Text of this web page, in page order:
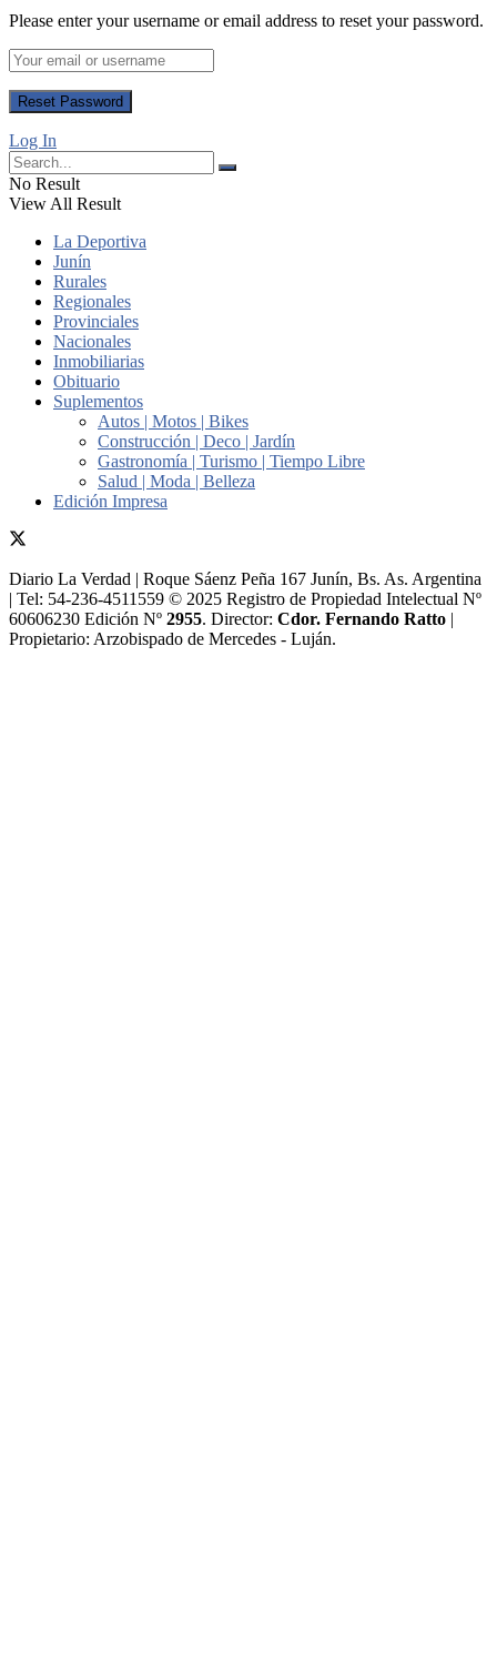
Please enter your username or email address to reset your password.
Log In
No Result
View All Result
La Deportiva
Junín
Rurales
Regionales
Provinciales
Nacionales
Inmobiliarias
Obituario
Suplementos
Autos | Motos | Bikes
Construcción | Deco | Jardín
Gastronomía | Turismo | Tiempo Libre
Salud | Moda | Belleza
Edición Impresa
Diario La Verdad | Roque Sáenz Peña 167 Junín, Bs. As. Argentina
| Tel: 54-236-4511559 © 2025 Registro de Propiedad Intelectual Nº
60606230 Edición Nº 2955. Director:​ Cdor. Fernando Ratto |
Propietario:​ Arzobispado de Mercedes - Luján.